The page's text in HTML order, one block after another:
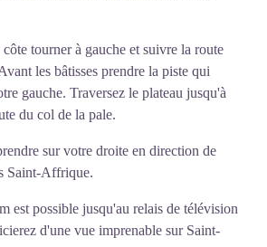
tourner à gauche et suivre la route
les bâtisses prendre la piste qui
gauche. Traversez le plateau jusqu'à
du col de la pale.
sur votre droite en direction de
Saint-Affrique.
est possible jusqu'au relais de télévision
d'une vue imprenable sur Saint-